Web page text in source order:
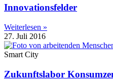
Innovationsfelder
Weiterlesen »
27. Juli 2016
Smart City
Zukunftslabor